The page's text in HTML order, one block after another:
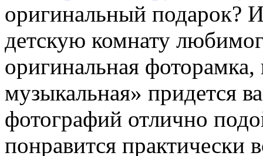
оригинальный подарок?
детскую комнату
оригинальная фоторамка,
музыкальная» придется
фотографий отлично
понравится практически